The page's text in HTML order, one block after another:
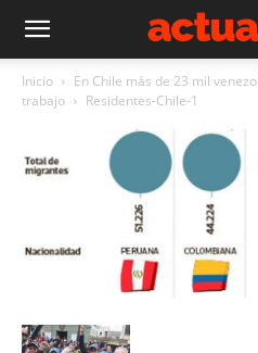
Inicio
En Chile más de 23 mil
trabajo
Residentes-Chile-1